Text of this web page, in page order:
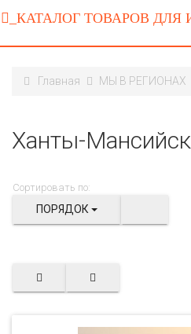
Главная МЫ В РЕГИОНАХ
Ханты-Мансийск
Сортировать по:
ПОРЯДОК